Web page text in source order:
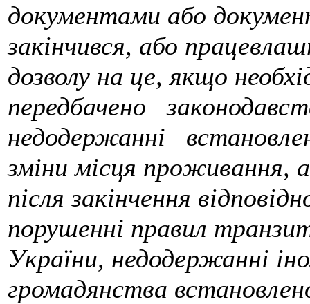
документами або
закінчився, або
дозволу на це, якщо
передбачено
недодержанні
зміни місця проживання,
після закінчення
порушенні правил
України, недодержанні
громадянства